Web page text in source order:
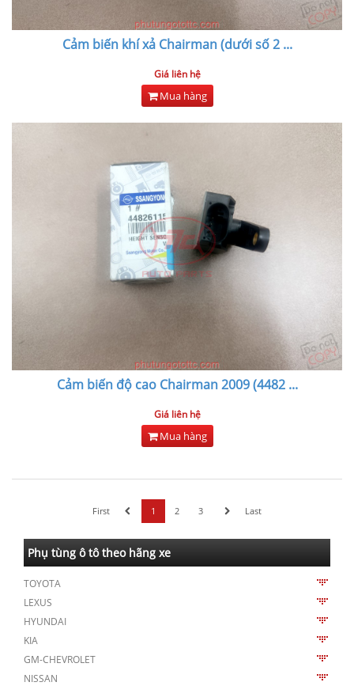
Cảm biến khí xả Chairman (dưới số 2...
Giá liên hệ
Mua hàng
Cảm biến độ cao Chairman 2009 (4482...
Giá liên hệ
Mua hàng
First 1 2 3 Last
Phụ tùng ô tô theo hãng xe
TOYOTA
LEXUS
HYUNDAI
KIA
GM-CHEVROLET
NISSAN